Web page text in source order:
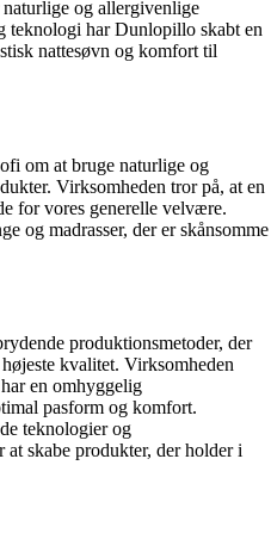
og allergivenlige
teknologi har Dunlopillo skabt en
nattesøvn og komfort til
om at bruge naturlige og
Virksomheden tror på, at en
for vores generelle velvære.
og madrasser, der er skånsomme
produktionsmetoder, der
kvalitet. Virksomheden
en omhyggelig
pasform og komfort.
teknologier og
skabe produkter, der holder i